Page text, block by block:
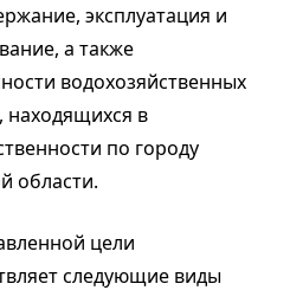
эксплуатация и
а также
водохозяйственных
находящихся в
по городу
области.
цели
следующие виды